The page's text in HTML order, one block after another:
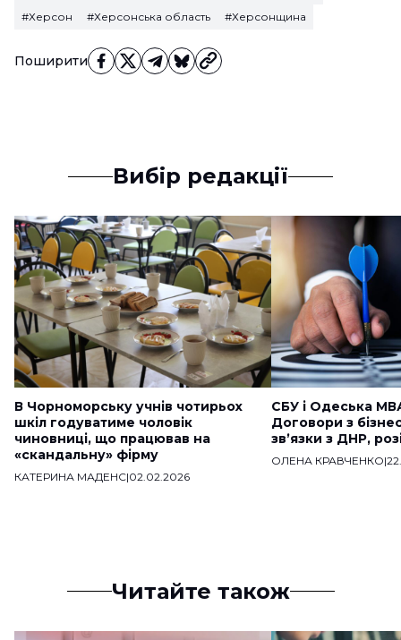
Поширити
#Херсон
#Херсонська область #Херсонщина
Вибір редакції
В Чорноморську учнів чотирьох
шкіл годуватиме чоловік
чиновниці, що працював на
«скандальну» фірму
КАТЕРИНА МАДЕНС|02.02.2026
СБУ і Одеська
Договори з
звʼязки з ДНР,
ОЛЕНА КРАВЧЕНКО|
Читайте також